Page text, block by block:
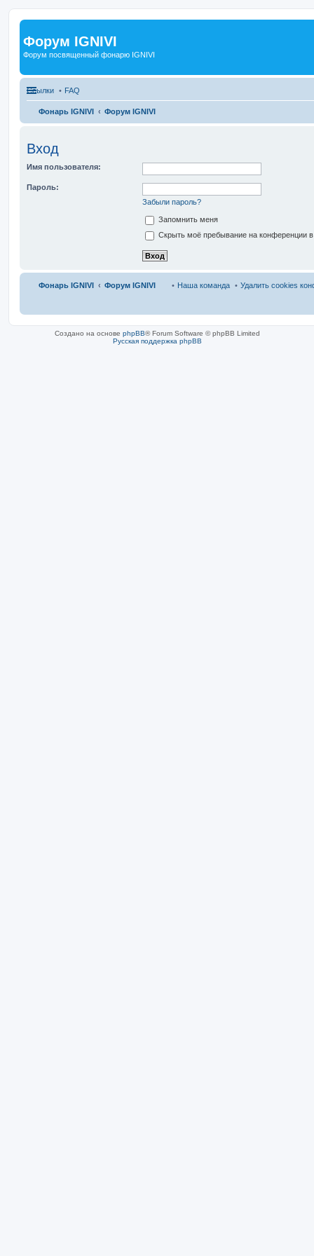
Форум IGNIVI
Форум посвященный фонарю IGNIVI
Ссылки FAQ
Фонарь IGNIVI Форум IGNIVI
Вход
Имя пользователя:
Пароль:
Забыли пароль?
Запомнить меня
Скрыть моё пребывание на конференции в
Фонарь IGNIVI Форум IGNIVI Удалить cookies
Наша команда
Создано на основе phpBB® Forum Software © phpBB Limited
Русская поддержка phpBB